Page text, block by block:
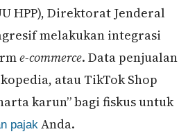
HPP), Direktorat Jenderal
melakukan integrasi
e-commerce. Data penjualan
atau TikTok Shop
karun” bagi fiskus untuk
pajak Anda.